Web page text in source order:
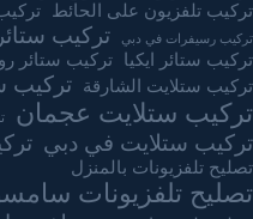
تركيب تلفزيون على الحائط
تركيب رسيفرات في دبي تركيب ستائر
تركيب ستائر ايكيا
تركيب ستائر
تركيب ستلايت الشارقة
تركيب
تركيب ستلايت عجمان
تركيب ستلايت في دبي
تصليح تلفزيونات بالمنزل
تصليح تلفزيونات